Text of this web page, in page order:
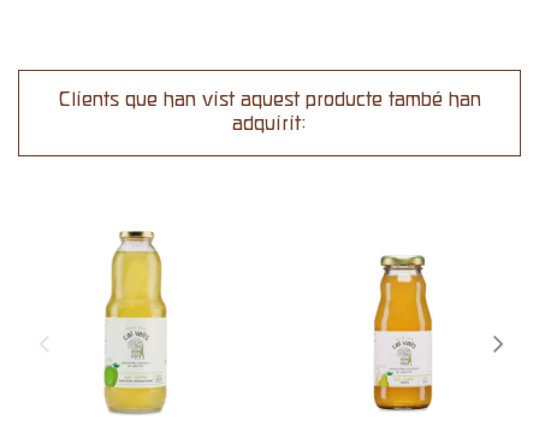
Clients que han vist aquest producte també han
adquirit: